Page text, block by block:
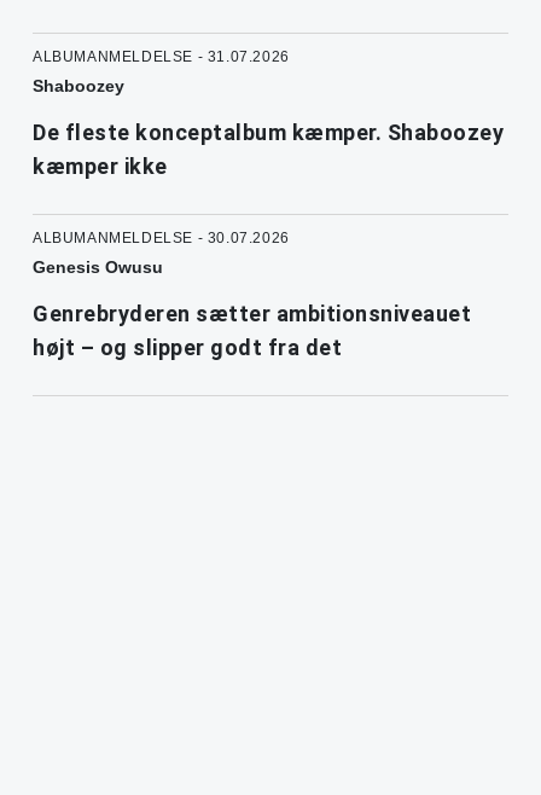
ALBUMANMELDELSE - 31.07.2026
Shaboozey
De fleste konceptalbum kæmper. Shaboozey
kæmper ikke
ALBUMANMELDELSE - 30.07.2026
Genesis Owusu
Genrebryderen sætter ambitionsniveauet
højt – og slipper godt fra det